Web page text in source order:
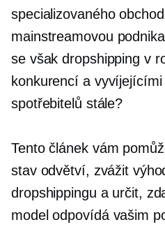
specializovaného
mainstreamovou
se však dropshipping v
konkurencí a
spotřebitelů stále?
Tento článek vám
stav odvětví, zvážit
dropshippingu a určit,
model odpovídá vašim